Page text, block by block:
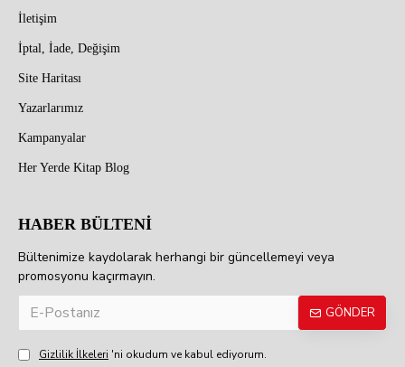
İletişim
İptal, İade, Değişim
Site Haritası
Yazarlarımız
Kampanyalar
Her Yerde Kitap Blog
HABER BÜLTENİ
Bültenimize kaydolarak herhangi bir güncellemeyi veya
promosyonu kaçırmayın.
GÖNDER
Gizlilik İlkeleri 'ni okudum ve kabul ediyorum.